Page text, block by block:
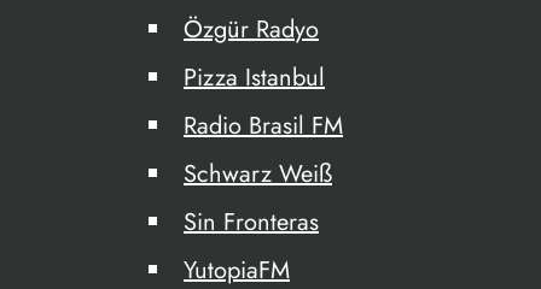
Özgür Radyo
Pizza Istanbul
Radio Brasil FM
Schwarz Weiß
Sin Fronteras
YutopiaFM